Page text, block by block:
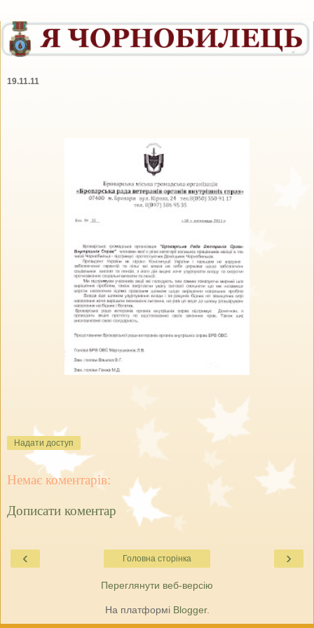
19.11.11
Надати доступ
Немає коментарів:
Дописати коментар
‹ ›
Головна сторінка
Переглянути веб-версію
На платформі Blogger.